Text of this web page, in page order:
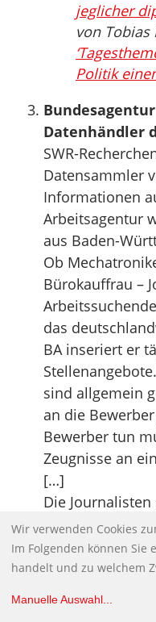
jeglicher
von Tobias
Politik
Datenhändler
SWR-
Datensammler
Informationen
Arbeitsagentur
aus Baden-
Ob
Bürokauffrau –
das
BA inseriert er
sind allgemein
an die
Bewerber tun
Zeugnisse an
[…]
Die
ihm ab,
vollständige
Lebenslauf,
Und das, ohne
haben oder
Wir verwenden Cookies
Im Folgenden können Sie
handelt und zu welchem
Manuelle Auswahl...